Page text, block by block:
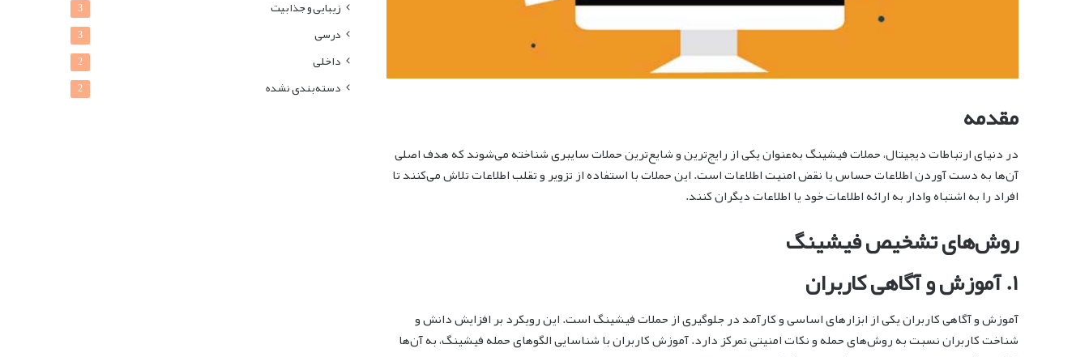
مقدمه
در دنیای ارتباطات دیجیتال، حملات فیشینگ به‌عنوان یکی از رایج‌ترین و شایع‌ترین حملات سایبری شناخته می‌شوند که هدف اصلی
آن‌ها به دست آوردن اطلاعات حساس یا نقض امنیت اطلاعات است. این حملات با استفاده از تزویر و تقلب اطلاعات تلاش می‌کنند تا
افراد را به اشتباه وادار به ارائه اطلاعات خود یا اطلاعات دیگران کنند.
روش‌های تشخیص فیشینگ
۱. آموزش و آگاهی کاربران
آموزش و آگاهی کاربران یکی از ابزارهای اساسی و کارآمد در جلوگیری از حملات فیشینگ است. این رویکرد بر افزایش دانش و
شناخت کاربران نسبت به روش‌های حمله و نکات امنیتی تمرکز دارد. آموزش کاربران با شناسایی الگوهای حمله فیشینگ، به آن‌ها
زیبایی و جذابیت 3
درسی 3
داخلی 2
دسته‌بندی نشده 2